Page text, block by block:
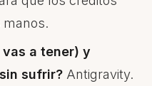
manos.
vas a tener) y
sufrir? Antigravity.